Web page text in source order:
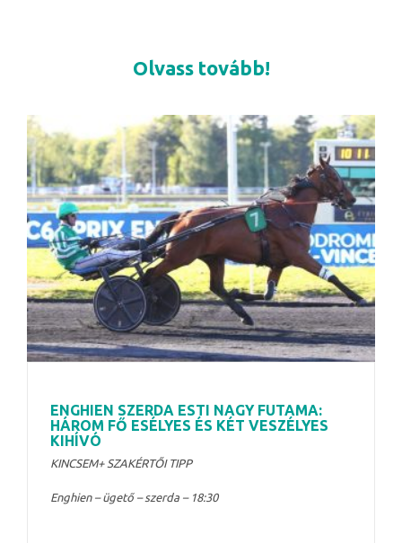
Olvass tovább!
ENGHIEN SZERDA ESTI NAGY FUTAMA:
HÁROM FŐ ESÉLYES ÉS KÉT VESZÉLYES
KIHÍVÓ
KINCSEM+ SZAKÉRTŐI TIPP
Enghien – ügető – szerda – 18:30